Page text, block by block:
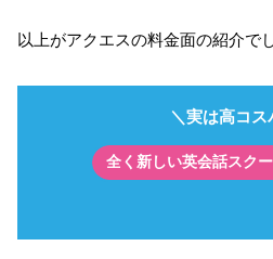
以上がアクエスの料金面の紹介でし
＼実は高コス
全く新しい英会話スク